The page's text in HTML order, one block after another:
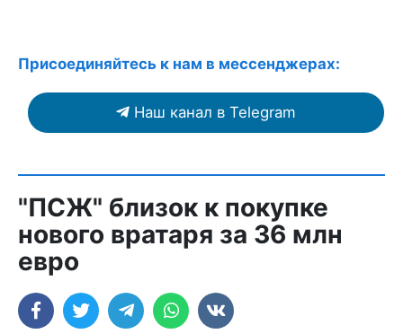
Присоединяйтесь к нам в мессенджерах:
Наш канал в Telegram
"ПСЖ" близок к покупке
нового вратаря за 36 млн
евро